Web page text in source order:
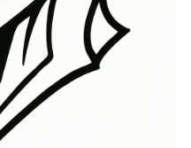
giữa ánh sáng và
trong Berserk, càng
nó. Những yếu tố này
mạnh mẽ của sức
Berserk không chỉ là
còn là một biểu tượng
tâm của người mang.